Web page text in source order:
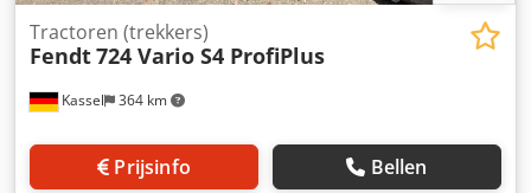
Kassel 364 km
Tractoren (trekkers)
Fendt724 Vario S4 ProfiPlus
Prijsinfo Bellen